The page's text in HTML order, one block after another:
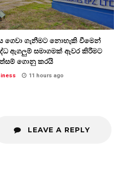
ගෙවා ගැනීමට නොහැකි වීමෙන්
ඇගලුම් සමාගමක් ඈවර කිරීමට
ගොනු කරයි
11 hours ago
LEAVE A REPLY